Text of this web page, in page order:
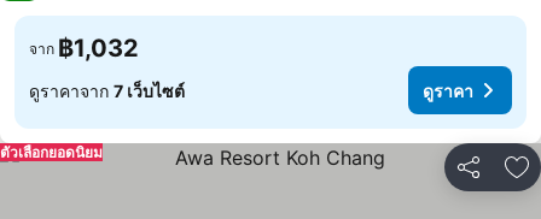
จาก ฿1,032
ดูราคาจาก 7 เว็บไซต์ ดูราคา
แชร์ เ
ตัวเลือกยอดนิยม